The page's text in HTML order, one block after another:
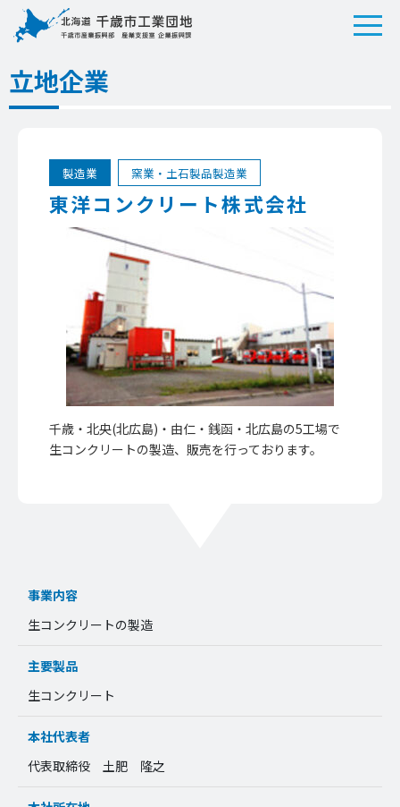
立地企業
製造業 窯業・土石製品製造業
東洋コンクリート株式会社
千歳・北央(北広島)・由仁・銭函・北広島の5工場で
生コンクリートの製造、販売を行っております。
事業内容
生コンクリートの製造
主要製品
生コンクリート
本社代表者
代表取締役 土肥 隆之